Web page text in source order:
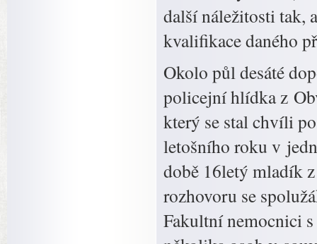
další náležitosti tak,
kvalifikace daného
Okolo půl desáté
policejní hlídka z
který se stal chvíli
letošního roku v
době 16letý mladík
rozhovoru se
Fakultní nemocnici